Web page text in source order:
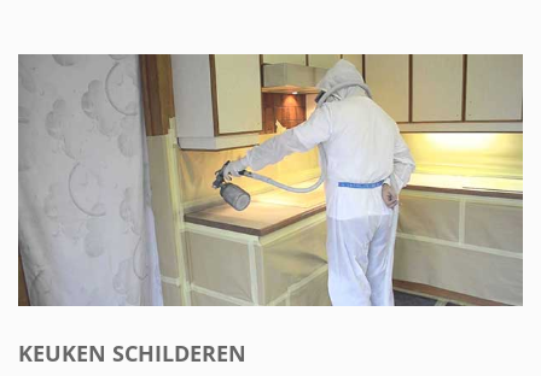
KEUKEN SCHILDEREN